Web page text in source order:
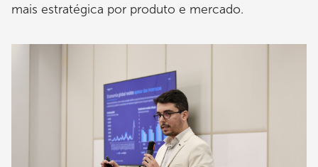
mais estratégica por produto e mercado.